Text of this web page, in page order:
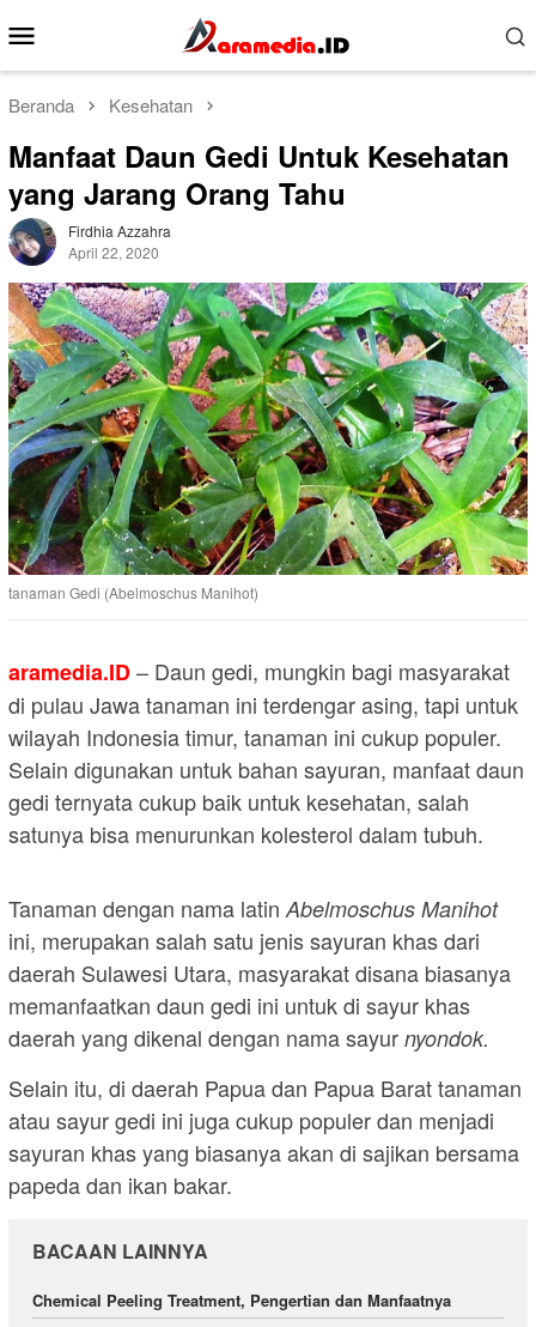
ke
kontenMobile
Beranda Kesehatan
Manfaat Daun Gedi Untuk Kesehatan
yang Jarang Orang Tahu
Firdhia Azzahra
April 22, 2020
tanaman Gedi (Abelmoschus Manihot)
aramedia.ID– Daun gedi, mungkin bagi masyarakat
di pulau Jawa tanaman ini terdengar asing, tapi untuk
wilayah Indonesia timur, tanaman ini cukup populer.
Selain digunakan untuk bahan sayuran, manfaat daun
gedi ternyata cukup baik untuk kesehatan, salah
satunya bisa menurunkan kolesterol dalam tubuh.
Tanaman dengan nama latin Abelmoschus Manihot
ini, merupakan salah satu jenis sayuran khas dari
daerah Sulawesi Utara, masyarakat disana biasanya
memanfaatkan daun gedi ini untuk di sayur khas
daerah yang dikenal dengan nama sayur nyondok.
Selain itu, di daerah Papua dan Papua Barat tanaman
atau sayur gedi ini juga cukup populer dan menjadi
sayuran khas yang biasanya akan di sajikan bersama
papeda dan ikan bakar.
BACAAN LAINNYA
Chemical Peeling Treatment, Pengertian dan Manfaatnya